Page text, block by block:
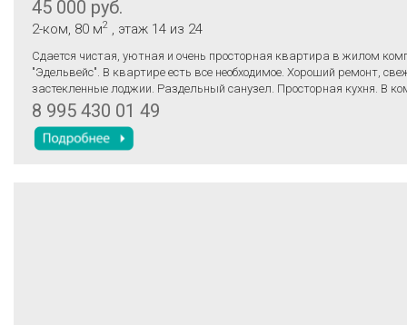
45 000 руб.
2-ком, 80 м2 , этаж 14 из 24
Сдается чистая, уютная и очень просторная квартира в жилом
"Эдельвейс". В квартире есть все необходимое. Хороший ремонт,
застекленные лоджии. Раздельный санузел. Просторная кухня. В
проведены кабеля интернета, телевидения. В доме множество
магазинов, услуг. Через дорогу школа и супермаркет" КрасныйЯр".
различными спортивными снарядами, с резиновым покрытием. В
8 995 430 01 49